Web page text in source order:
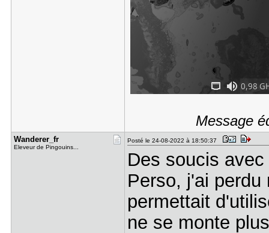
Message
Wanderer_f​r
Eleveur de Pingouins...
Posté le 24-08-2022 à 18:50:37
Des soucis
Perso, j'ai
permettait
ne se monte